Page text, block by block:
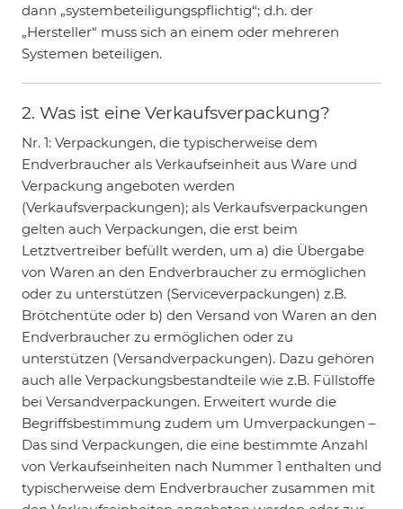
dann „systembeteiligungspflichtig“; d.h. der
„Hersteller“ muss sich an einem oder mehreren
Systemen beteiligen.
2. Was ist eine Verkaufsverpackung?
Nr. 1: Verpackungen, die typischerweise dem
Endverbraucher als Verkaufseinheit aus Ware und
Verpackung angeboten werden
(Verkaufsverpackungen); als Verkaufsverpackungen
gelten auch Verpackungen, die erst beim
Letztvertreiber befüllt werden, um a) die Übergabe
von Waren an den Endverbraucher zu ermöglichen
oder zu unterstützen (Serviceverpackungen) z.B.
Brötchentüte oder b) den Versand von Waren an den
Endverbraucher zu ermöglichen oder zu
unterstützen (Versandverpackungen). Dazu gehören
auch alle Verpackungsbestandteile wie z.B. Füllstoffe
bei Versandverpackungen. Erweitert wurde die
Begriffsbestimmung zudem um Umverpackungen –
Das sind Verpackungen, die eine bestimmte Anzahl
von Verkaufseinheiten nach Nummer 1 enthalten und
typischerweise dem Endverbraucher zusammen mit